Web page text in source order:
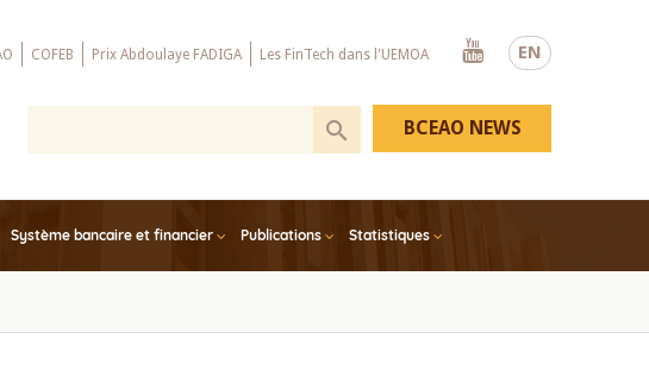
EN
COFEB Prix Abdoulaye FADIGA Les FinTech dans l'UEMOA
Youtube
Système bancaire et financier Publications Statistiques
BCEAO NEWS